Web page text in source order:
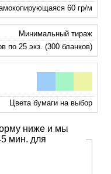
60 гр/м
Минимальный тираж
по 25 экз. (300 бланков)
Цвета бумаги на выбор
ниже и мы
мин. для